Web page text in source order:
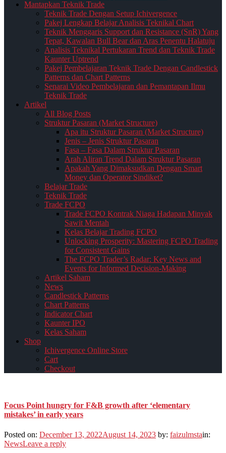
Mantapkan Teknik Trade
Teknik Trade Dengan Setup Ichivergence
Pakej Lengkap Belajar Analisis Teknikal Chart
Teknik Menggaris Support dan Resistance (SnR) Yang
Tepat, Kawalan Bull Bear dan Aras Penentu Halatuju
Analisis Teknikal Pertukaran Trend dan Teknik Trade
Kaunter Uptrend
Pakej Pembelajaran Teknik Trade Dengan Candlestick
Patterns dan Chart Patterns
Senarai Video Pembelajaran dan Pemantapan Ilmu
Teknik Trade
Artikel
All Blog Posts
Struktur Pasaran (Market Structure)
Apa itu Struktur Pasaran (Market Structure)
Jenis – Jenis Struktur Pasaran
Fasa – Fasa Dalam Struktur Pasaran
Arah Aliran Trend Dalam Struktur Pasaran
Apakah Yang Dimaksudkan Dengan Smart
Money dan Operator Sindiket?
Belajar Trade
Teknik Trade
Trade FCPO
Trade FCPO Kontrak Niaga Hadapan Minyak
Sawit Mentah
Kelas Belajar Trading FCPO
Unlocking Prosperity: Mastering FCPO Trading
for Consistent Gains
The FCPO Trader’s Radar: Key News and
Events for Informed Decision-Making
Artikel Saham
News
Candlestick Patterns
Chart Patterns
Indicator Chart
Kaunter IPO
Kelas Saham
Shop
Ichivergence Online Store
Cart
Checkout
Focus Point hungry for F&B growth after ‘elementary
mistakes’ in early years
Posted on: December 13, 2022August 14, 2023 by: faizulmstain:
NewsLeave a reply